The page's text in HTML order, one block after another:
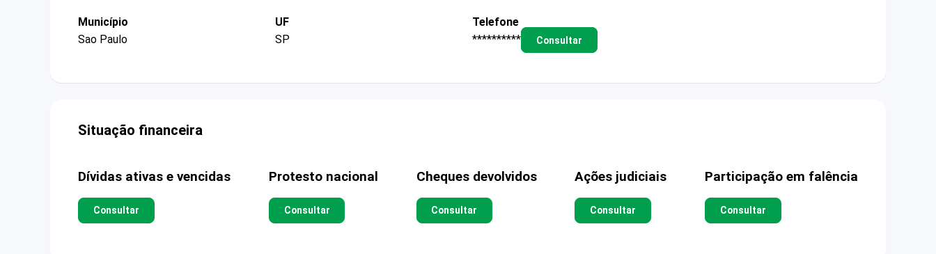
Município
Sao Paulo
UF
SP
Telefone
**********
Consultar
Situação financeira
Dívidas ativas e vencidas
Consultar
Protesto nacional
Consultar
Cheques devolvidos
Consultar
Ações judiciais
Consultar
Participação em falência
Consultar